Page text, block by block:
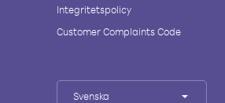
Integritetspolicy
Customer Complaints Code
Svenska